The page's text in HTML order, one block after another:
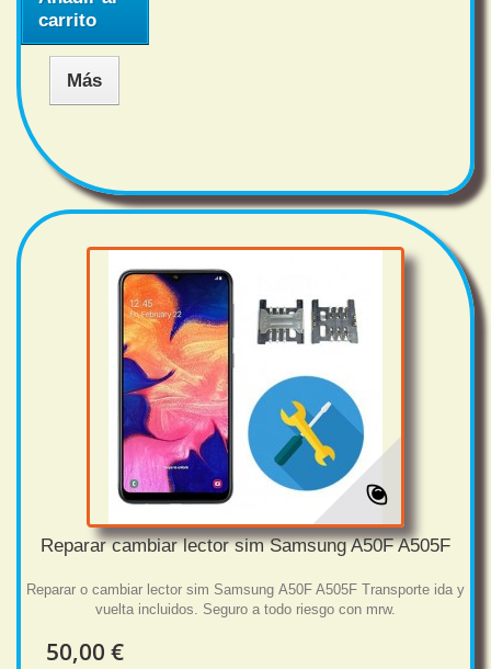
carrito
Más
Reparar cambiar lector sim Samsung A50F A505F
Reparar o cambiar lector sim Samsung A50F A505F Transporte ida y
vuelta incluidos. Seguro a todo riesgo con mrw.
50,00 €